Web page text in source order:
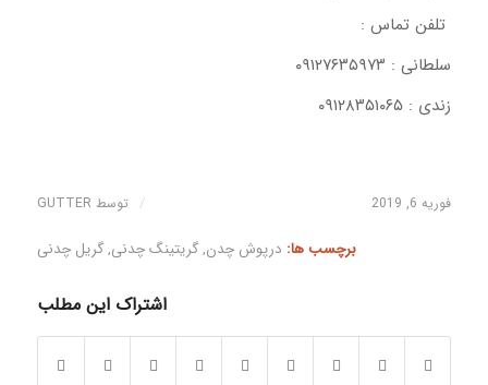
تلفن تماس :
سلطانی : ۰۹۱۲۷۶۳۵۹۷۳
زندی : ۰۹۱۲۸۳۵۱۰۶۵
فوریه 6, 2019 / توسط GUTTER
برچسب ها: درپوش چدن,گریتینگ چدنی,گریل چدنی
اشتراک این مطلب